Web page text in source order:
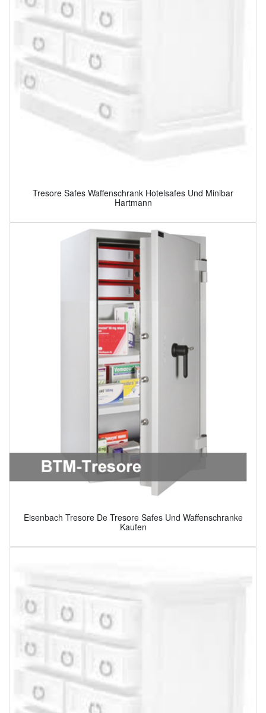
Tresore Safes Waffenschrank Hotelsafes Und Minibar
Hartmann
Eisenbach Tresore De Tresore Safes Und Waffenschranke
Kaufen